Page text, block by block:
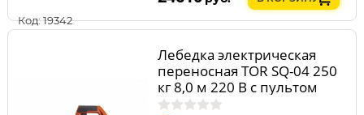
Код: 19342
Лебедка электрическая
переносная TOR SQ-04 250
кг 8,0 м 220 В с пультом